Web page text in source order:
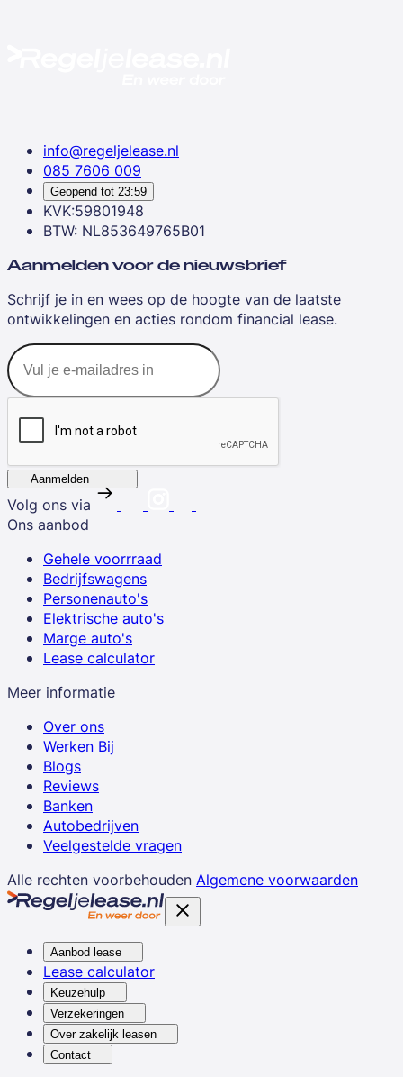
info@regeljelease.nl
085 7606 009
Geopend tot 23:59
KVK:59801948
BTW: NL853649765B01
Aanmelden voor de nieuwsbrief
Schrijf je in en wees op de hoogte van de laatste
ontwikkelingen en acties rondom financial lease.
Aanmelden
Volg ons via
Ons aanbod
Gehele voorrraad
Bedrijfswagens
Personenauto's
Elektrische auto's
Marge auto's
Lease calculator
Meer informatie
Over ons
Werken Bij
Blogs
Reviews
Banken
Autobedrijven
Veelgestelde vragen
Alle rechten voorbehouden Algemene voorwaarden
Aanbod lease
Lease calculator
Keuzehulp
Verzekeringen
Over zakelijk leasen
Contact